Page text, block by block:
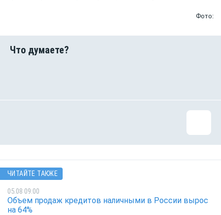
Фото:
ЧИТАЙТЕ ТАКЖЕ
05.08 09:00
Объем продаж кредитов наличными в России вырос
на 64%